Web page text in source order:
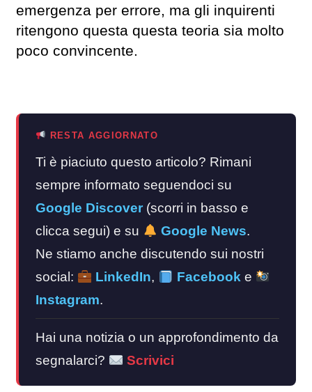
emergenza per errore, ma gli inquirenti
ritengono questa questa teoria sia molto
poco convincente.
RESTA AGGIORNATO
Ti è piaciuto questo articolo? Rimani
sempre informato seguendoci su
Google Discover (scorri in basso e
clicca segui) e su
Google News.
Ne stiamo anche discutendo sui nostri
social:
LinkedIn, Facebooke
Instagram.
Hai una notizia o un approfondimento da
segnalarci?
Scrivici